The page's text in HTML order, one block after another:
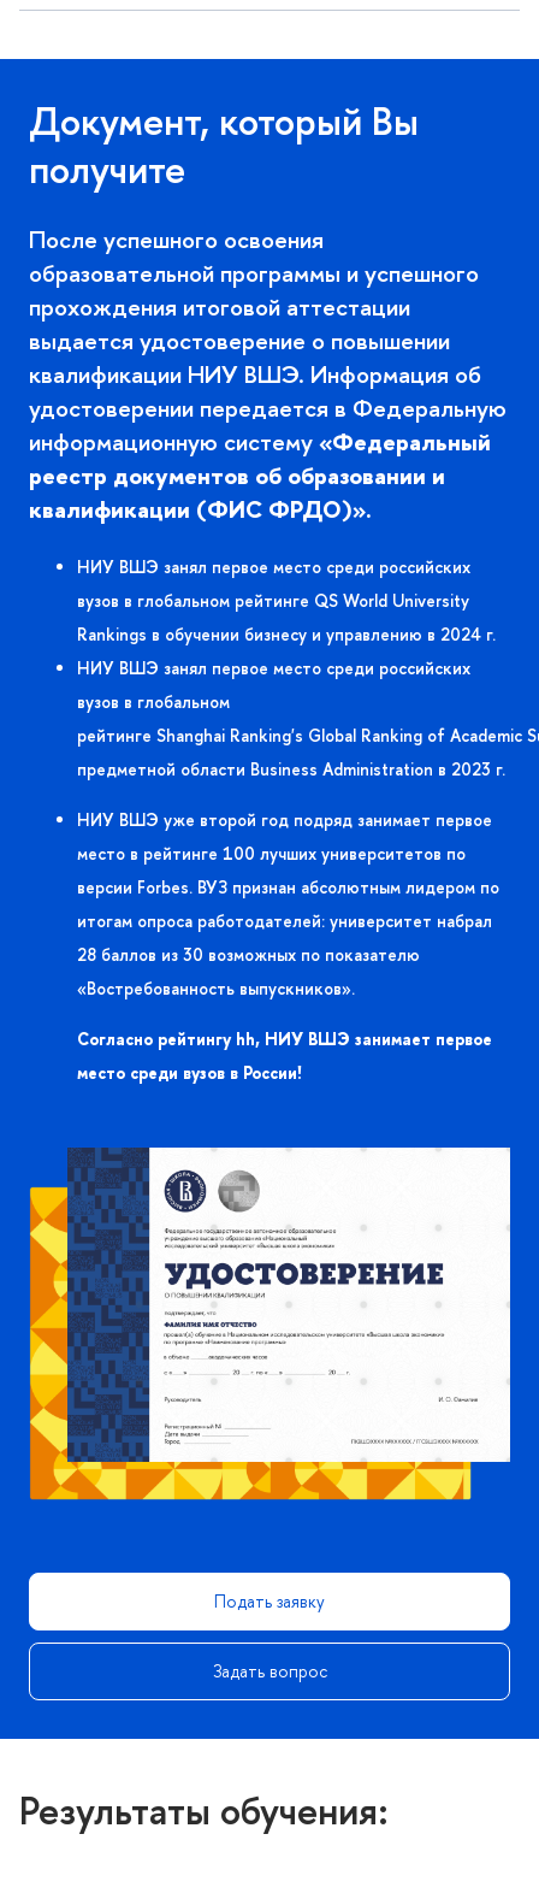
Документ, который Вы
получите
После успешного освоения
образовательной программы и успешного
прохождения итоговой аттестации
ыдается удостоверение о повышении
квалификации НИУ ВШЭ. Информация о
удостоверении передается в Федеральную
информационную систему«Федеральный
реестр документов об образовании и
квалификации (ФИС ФРДО)».
НИУ ВШЭ занял первое место среди российских
узов в глобальном рейтинге QS World University
Rankings в обучении бизнесу и управлению в 2024 г.
НИУ ВШЭ занял первое место среди российских
узов в глобальном
рейтинге Shanghai Ranking's Global Ranking of Academic
предметной области Business Administration 2023 г.
НИУ ВШЭ уже второй год подряд занимает первое
место в рейтинге 100 лучших университетов по
ерсии Forbes. ВУЗ признан абсолютным лидером по
итогам опроса работодателей: университет набрал
28 баллов из 30 возможных по показателю
«Востребованность выпускников».
Согласно рейтингу hh, НИУ ВШЭ занимает первое
место среди вузов в России!
Подать заявку
Задать вопрос
Результаты обучения: